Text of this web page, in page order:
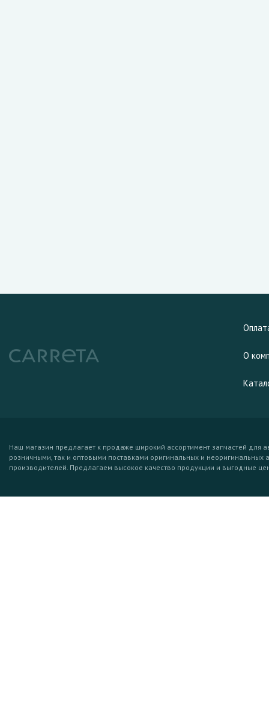
О
Наш магазин предлагает к продаже широкий ассортимент запчастей для
розничными, так и оптовыми поставками оригинальных и неоригинальных
производителей. Предлагаем высокое качество продукции и выгодные